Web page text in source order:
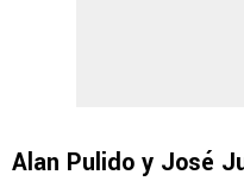
Alan Pulido y José